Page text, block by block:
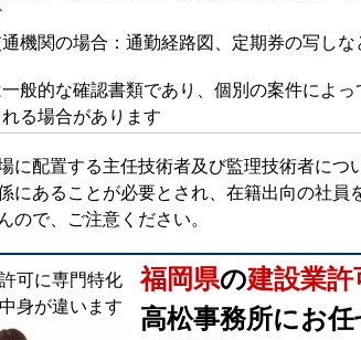
通機関の場合：通勤経路図、定期券の写しな
一般的な確認書類であり、個別の案件によ
る場合があります
に配置する主任技術者及び監理技術者につ
にあることが必要とされ、在籍出向の社員
ので、ご注意ください。
可に専門特化
身が違います
福岡県の建設業許
高松事務所にお